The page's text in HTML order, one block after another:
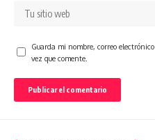
Guarda mi nombre, correo
vez que comente.